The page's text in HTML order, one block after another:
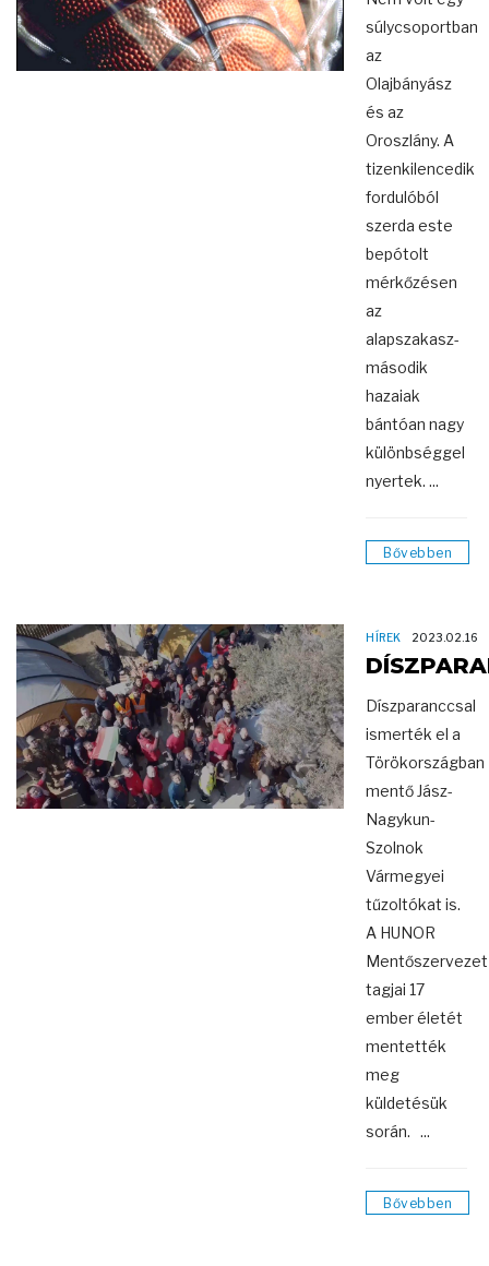
súlycsoportban
az
Olajbányász
és az
Oroszlány. A
tizenkilencedik
fordulóból
szerda este
bepótolt
mérkőzésen
az
alapszakasz-
második
hazaiak
bántóan nagy
különbséggel
nyertek. ...
Bővebben
HÍREK 2023.02.16
Díszparanccsal
ismerték el a
Törökországban
mentő Jász-
Nagykun-
Szolnok
Vármegyei
tűzoltókat is.
A HUNOR
Mentőszervezet
tagjai 17
ember életét
mentették
meg
küldetésük
során. ...
Bővebben